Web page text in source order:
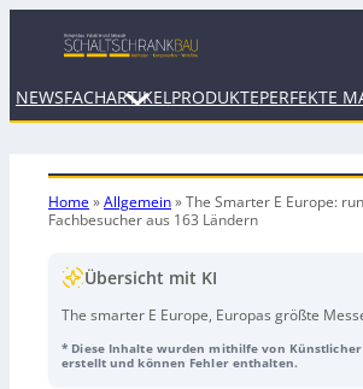
NEWSFACHARTIKEL PRODUKTEPERFEKTE
Home»Allgemein»The Smarter E Europe:
Fachbesucher aus 163 Ländern
Übersicht mit KI
The smarter E Europe, Europas größte
erfolgreich in München: Rund 105.000
* Diese Inhalte wurden mithilfe von
erstellt und können Fehler enthalten.